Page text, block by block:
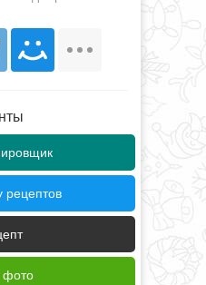
рецептов
фото